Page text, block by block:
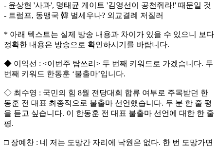
- 윤상현 '사과', 명태균 게이트 '김영선이 공천줘라!' 때문일 것
- 트럼프, 동맹국 韓 벌세우나? 외교결례 저질러
* 아래 텍스트는 실제 방송 내용과 차이가 있을 수 있으니 보다
정확한 내용은 방송으로 확인하시기를 바랍니다.
◆ 이익선 : <이번주 탑쓰리> 두 번째 키워드로 가겠습니다. 두
번째 키워드 한동훈 ‘불출마’입니다.
◇ 최수영 : 국민의 힘 8월 전당대회 합류 여부로 주목받던 한
동훈 전 대표 최종적으로 불출마 선언했습니다. 두 분 한 줄 평
을 듣고 싶습니다. 이 한동훈 전 대표 불출마 선언에 대한 한 줄
평.
□ 장예찬 : 네 저는 도망간 자리에 낙원은 없다. 한 번 도망가면